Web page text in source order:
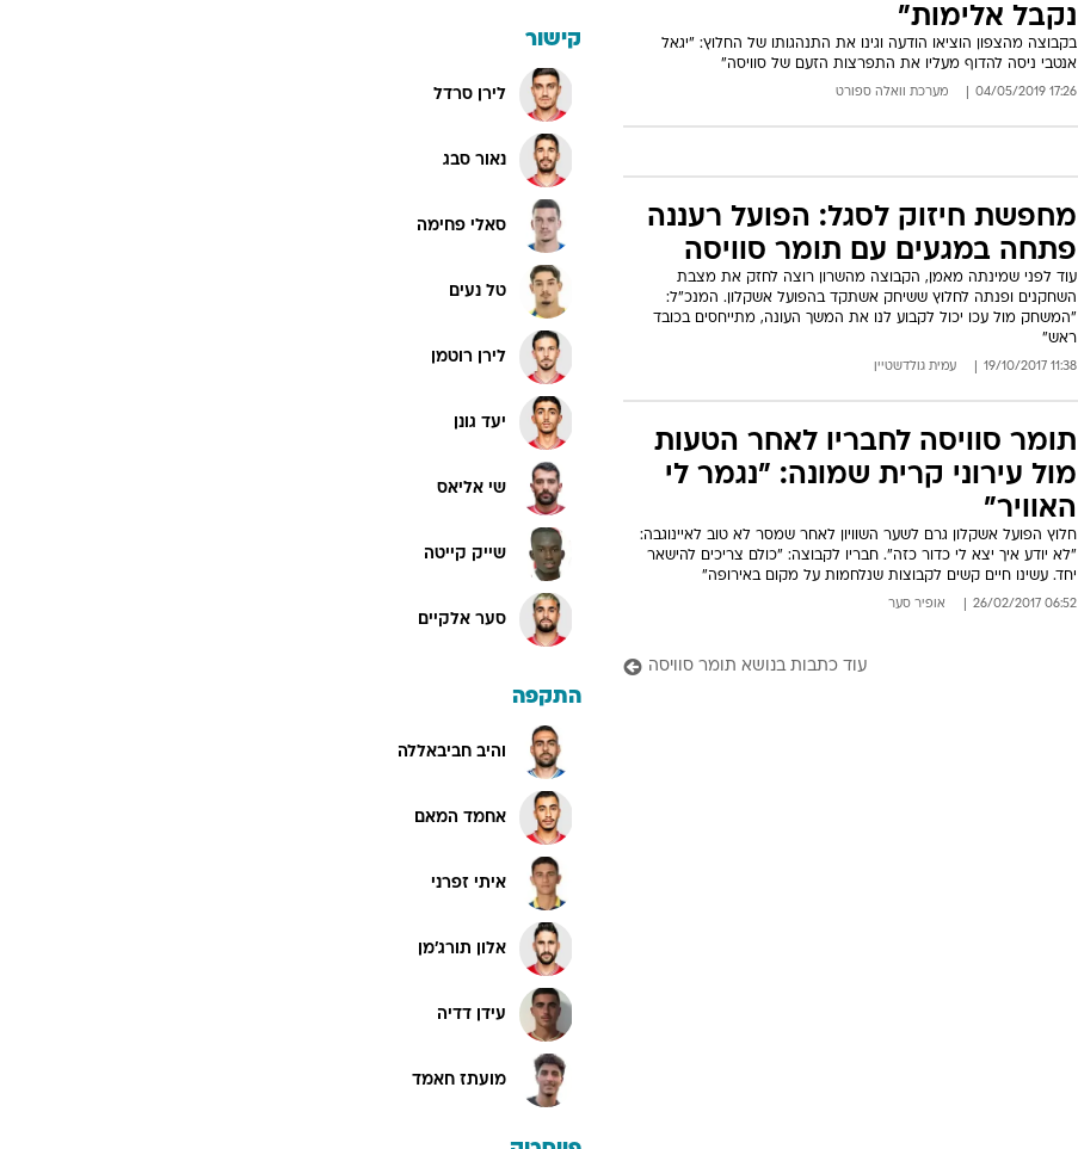
נקבל אלימות"
בקבוצה מהצפון הוציאו הודעה וגינו את התנהגותו של החלוץ: "יגאל
אנטבי ניסה להדוף מעליו את התפרצות הזעם של סוויסה"
17:26 04/05/2019 מערכת וואלה ספורט
מחפשת חיזוק לסגל: הפועל רעננה
פתחה במגעים עם תומר סוויסה
עוד לפני שמינתה מאמן, הקבוצה מהשרון רוצה לחזק את מצבת
השחקנים ופנתה לחלוץ ששיחק אשתקד בהפועל אשקלון. המנכ"ל:
"המשחק מול עכו יכול לקבוע לנו את המשך העונה, מתייחסים בכובד
ראש"
11:38 19/10/2017 עמית גולדשטיין
תומר סוויסה לחבריו לאחר הטעות
מול עירוני קרית שמונה: "נגמר לי
האוויר"
חלוץ הפועל אשקלון גרם לשער השוויון לאחר שמסר לא טוב לאיינוגבה:
"לא יודע איך יצא לי כדור כזה". חבריו לקבוצה: "כולם צריכים להישאר
יחד. עשינו חיים קשים לקבוצות שנלחמות על מקום באירופה"
06:52 26/02/2017 אופיר סער
עוד כתבות בנושא תומר סוויסה
קישור
לירן סרדל
נאור סבג
סאלי פחימה
טל נעים
לירן רוטמן
יעד גונן
שי אליאס
שייק קייטה
סער אלקיים
התקפה
והיב חביבאללה
אחמד המאם
איתי זפרני
אלון תורג'מן
עידן דדיה
מועתז חאמד